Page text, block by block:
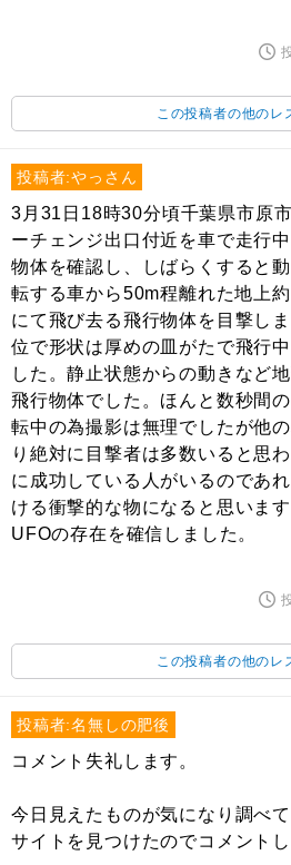
この投稿者の他のレ
投稿者:やっさん
3月31日18時30分頃千葉県市原
ーチェンジ出口付近を車で走行
物体を確認し、しばらくすると
転する車から50m程離れた地上
にて飛び去る飛行物体を目撃し
位で形状は厚めの皿がたで飛行
した。静止状態からの動きなど
飛行物体でした。ほんと数秒間
転中の為撮影は無理でしたが他
り絶対に目撃者は多数いると思
に成功している人がいるのであ
ける衝撃的な物になると思いま
UFOの存在を確信しました。
この投稿者の他のレ
投稿者:名無しの肥後
コメント失礼します。
今日見えたものが気になり調べ
サイトを見つけたのでコメントし